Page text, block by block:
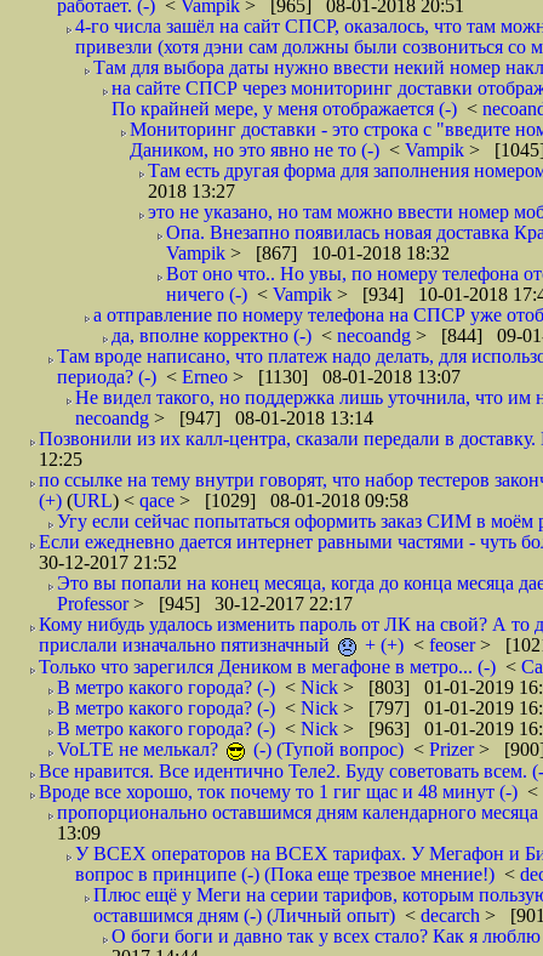
работает. (-) < Vampik > [965] 08-01-2018 20:51
4-го числа зашёл на сайт СПСР, оказалось, что там
привезли (хотя дэни сам должны были созвониться со
Там для выбора даты нужно ввести некий номер
на сайте СПСР через мониторинг доставки
По крайней мере, у меня отображается (-) <
Мониторинг доставки - это строка с "введите
Даником, но это явно не то (-) < Vampik >
Там есть другая форма для заполнения
2018 13:27
это не указано, но там можно ввести номер
Опа. Внезапно появилась новая доставка
Vampik > [867] 10-01-2018 18:32
Вот оно что.. Но увы, по номеру телефона
ничего (-) < Vampik > [934] 10-01-2018
а отправление по номеру телефона на СПСР уже
да, вполне корректно (-) < necoandg > [844] 09-01-
Там вроде написано, что платеж надо делать, для
периода? (-) < Erneo > [1130] 08-01-2018 13:07
Не видел такого, но поддержка лишь уточнила, что
necoandg > [947] 08-01-2018 13:14
Позвонили из их калл-центра, сказали передали в
12:25
по ссылке на тему внутри говорят, что набор тестеров
(+) (URL) < qace > [1029] 08-01-2018 09:58
Угу если сейчас попытаться оформить заказ СИМ в моём
Если ежедневно дается интернет равными частями - чуть
30-12-2017 21:52
Это вы попали на конец месяца, когда до конца месяца
Professor> [945] 30-12-2017 22:17
Кому нибудь удалось изменить пароль от ЛК на свой? А то
прислали изначально пятизначный
+ (+) < feoser>
Только что зарегился Деником в мегафоне в метро... (-) <
В метро какого города? (-) < Nick > [803] 01-01-2019
В метро какого города? (-) < Nick > [797] 01-01-2019
В метро какого города? (-) < Nick > [963] 01-01-2019
VoLTE не мелькал?
(-) (Тупой вопрос) < Prizer>
Все нравится. Все идентично Теле2. Буду советовать всем.
Вроде все хорошо, ток почему то 1 гиг щас и 48 минут (-) <
пропорционально оставшимся дням календарного
13:09
У ВСЕХ операторов на ВСЕХ тарифах. У Мегафон и Би
вопрос в принципе (-) (Пока еще трезвое мнение!) <
Плюс ещё у Меги на серии тарифов, которым
оставшимся дням (-) (Личный опыт) < decarch >
О боги боги и давно так у всех стало? Как я